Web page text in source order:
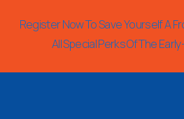
Register Now To Save Yourself A
All Special Perks Of The